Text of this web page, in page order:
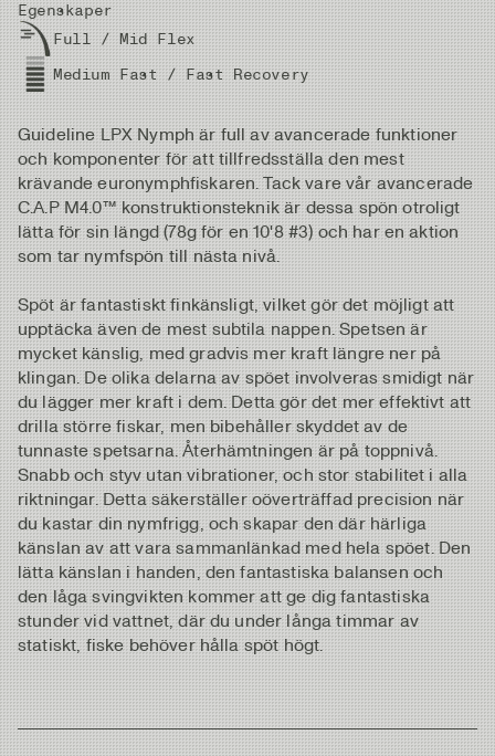
Egenskaper
Full / Mid Flex
Medium Fast / Fast Recovery
Guideline LPX Nymph är full av avancerade funktioner
och komponenter för att tillfredsställa den mest
krävande euronymphfiskaren. Tack vare vår avancerade
C.A.P M4.0™ konstruktionsteknik är dessa spön otroligt
lätta för sin längd (78g för en 10'8 #3) och har en aktion
som tar nymfspön till nästa nivå.
Spöt är fantastiskt finkänsligt, vilket gör det möjligt att
upptäcka även de mest subtila nappen. Spetsen är
mycket känslig, med gradvis mer kraft längre ner på
klingan. De olika delarna av spöet involveras smidigt när
du lägger mer kraft i dem. Detta gör det mer effektivt att
drilla större fiskar, men bibehåller skyddet av de
tunnaste spetsarna. Återhämtningen är på toppnivå.
Snabb och styv utan vibrationer, och stor stabilitet i alla
riktningar. Detta säkerställer oöverträffad precision när
du kastar din nymfrigg, och skapar den där härliga
känslan av att vara sammanlänkad med hela spöet. Den
lätta känslan i handen, den fantastiska balansen och
den låga svingvikten kommer att ge dig fantastiska
stunder vid vattnet, där du under långa timmar av
statiskt, fiske behöver hålla spöt högt.